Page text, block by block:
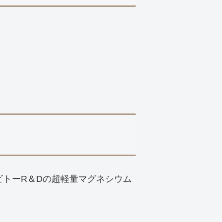
ーR＆Dの超軽量マグネシウム